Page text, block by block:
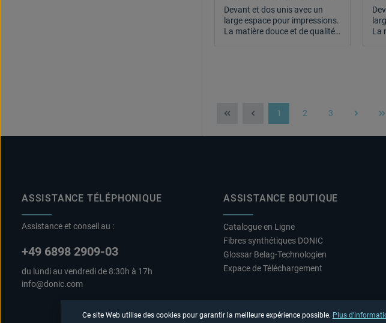
Devant et dos unis avec un
large espace pour impressions.
La matière douce et de qualité
La
Page
1
Page
2
Page
3
ASSISTANCE TÉLÉPHONIQUE
Assistance et conseil au :
+49 6898 2909-03
du lundi au vendredi de 8:30h à 17h
info@donic.com
ASSISTANCE BOUTIQUE
Catalogue en Ligne
Fibres synthétiques DONIC
Glossar Belag-Technologien
Expace de Téléchargement
Ce site Web utilise des cookies pour garantir la meilleure expérience possible. Plus